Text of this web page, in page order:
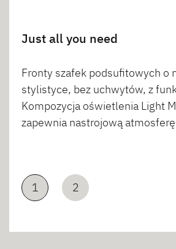
Just all you need
Fronty szafek podsufitowych o
stylistyce, bez uchwytów, z
Kompozycja oświetlenia Light
zapewnia nastrojową
1 2